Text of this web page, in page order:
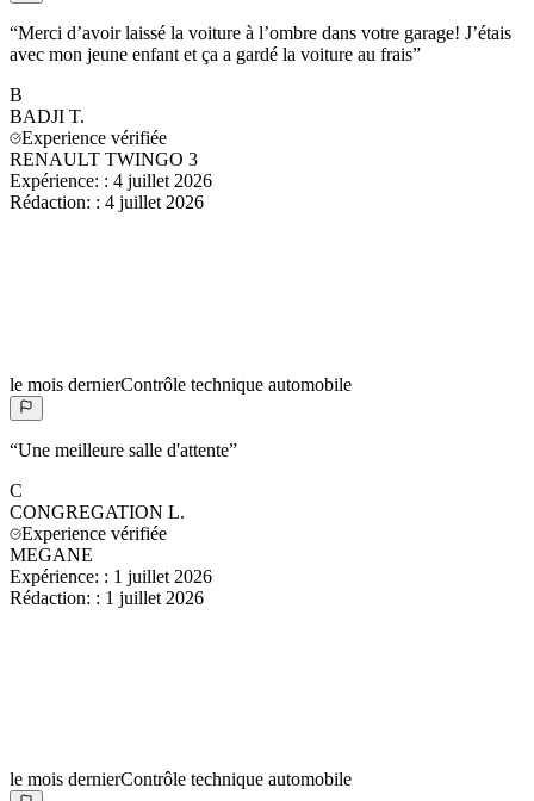
“Merci d’avoir laissé la voiture à l’ombre dans votre garage! J’étais
avec mon jeune enfant et ça a gardé la voiture au frais”
B
BADJI T.
Experience vérifiée
RENAULT TWINGO 3
Expérience: : 4 juillet 2026
Rédaction: : 4 juillet 2026
le mois dernierContrôle technique automobile
“Une meilleure salle d'attente”
C
CONGREGATION L.
Experience vérifiée
MEGANE
Expérience: : 1 juillet 2026
Rédaction: : 1 juillet 2026
le mois dernierContrôle technique automobile